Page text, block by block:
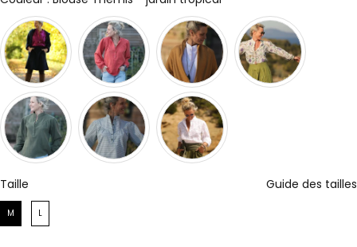
La coupe fluide et légèrement évasée en bas assure une
silhouette harmonieuse et féminine.
Composition : 80% viscose - 20% nylon
Fabrication française dans notre atelier roubaisien.
Marine (1m63) porte une taille S, Mém (1m56) une taille XXL, et
Fanny (1m65) une taille XL.
Taille
Taille Guide des tailles
M L